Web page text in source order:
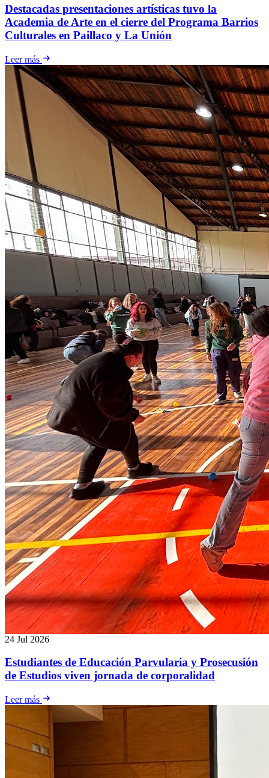
Destacadas presentaciones artísticas tuvo la
Academia de Arte en el cierre del Programa Barrios
Culturales en Paillaco y La Unión
Leer más
24 Jul 2026
Estudiantes de Educación Parvularia y Prosecusión
de Estudios viven jornada de corporalidad
Leer más